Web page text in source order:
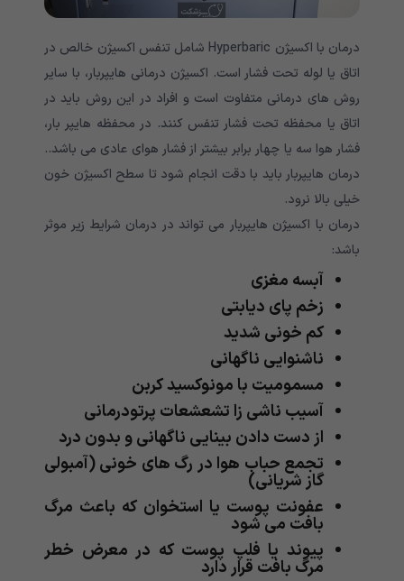
درمان با اکسیژن Hyperbaric شامل تنفس اکسیژن خالص در
اتاق یا لوله تحت فشار است. اکسیژن درمانی هایپربار، با سایر
روش های درمانی متفاوت است و افراد در این روش باید در
اتاق یا محفظه تحت فشار تنفس کنند. در محفظه هایپر بار،
فشار هوا سه یا چهار برابر بیشتر از فشار هوای عادی می باشد..
درمان هایپربار باید با دقت انجام شود تا سطح اکسیژن خون
خیلی بالا نرود.
درمان با اکسیژن هایپربار می تواند در درمان شرایط زیر موثر
باشد:
آبسه مغزی
زخم پای دیابتی
کم خونی شدید
ناشنوایی ناگهانی
مسمومیت با مونوکسید کربن
آسیب ناشی زا تشعشعات پرتودرمانی
از دست دادن بینایی ناگهانی و بدون درد
تجمع حباب هوا در رگ های خونی (آمبولی
گاز شریانی)
عفونت پوست یا استخوان که باعث مرگ
بافت می شود
پیوند یا فلپ پوست که در معرض خطر
مرگ بافت قرار دارد